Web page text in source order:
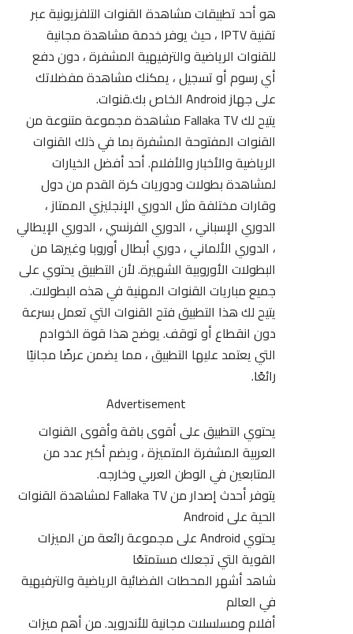
هو أحد تطبيقات مشاهدة القنوات التلفزيونية عبر
تقنية IPTV ، حيث يوفر خدمة مشاهدة مجانية
للقنوات الرياضية والترفيهية المشفرة ، دون دفع
أي رسوم أو تسجيل ، يمكنك مشاهدة مفضلاتك
على جهاز Android الخاص بك.قنوات.
يتيح لك Fallaka TV مشاهدة مجموعة متنوعة من
القنوات المفتوحة المشفرة بما في ذلك القنوات
الرياضية والأخبار والأفلام. أحد أفضل الخيارات
لمشاهدة بطولات ودوريات كرة القدم من دول
وقارات مختلفة مثل الدوري الإنجليزي الممتاز ،
الدوري الإسباني ، الدوري الفرنسي ، الدوري الإيطالي
، الدوري الألماني ، دوري أبطال أوروبا وغيرها من
البطولات الأوروبية الشهيرة. لأن التطبيق يحتوي على
جميع مباريات القنوات المهنية في هذه البطولات.
يتيح لك هذا التطبيق فتح القنوات التي تعمل بسرعة
دون انقطاع أو توقف. يوضح هذا قوة الخوادم
التي يعتمد عليها التطبيق ، مما يضمن عرضًا مجانيًا
رائعًا.
Advertisement
يحتوي التطبيق على أقوى باقة وأقوى القنوات
العربية المشفرة المتميزة ، ويضم أكبر عدد من
المتابعين في الوطن العربي وخارجه.
يتوفر أحدث إصدار من Fallaka TV لمشاهدة القنوات
الحية على Android
يحتوي Android على مجموعة رائعة من الميزات
القوية التي تجعلك مستمتعًا
شاهد أشهر المحطات الفضائية الرياضية والترفيهية
في العالم
أفلام ومسلسلات مجانية للأندرويد. من أهم ميزات